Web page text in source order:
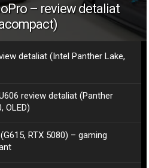
– review detaliat
detaliat (Intel Panther Lake,
review detaliat (Panther
OLED)
RTX 5080) – gaming